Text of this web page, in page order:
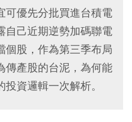
可優先分批買進台積電
自己近期逆勢加碼聯電
股，作為第三季布局
傳產股的台泥，為何能
資邏輯一次解析。